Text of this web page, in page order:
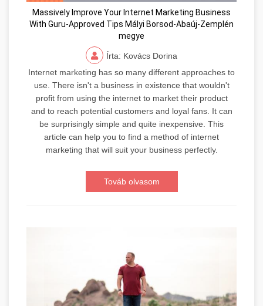
Massively Improve Your Internet Marketing Business
With Guru-Approved Tips Mályi Borsod-Abaúj-Zemplén
megye
Írta: Kovács Dorina
Internet marketing has so many different approaches to
use. There isn't a business in existence that wouldn't
profit from using the internet to market their product
and to reach potential customers and loyal fans. It can
be surprisingly simple and quite inexpensive. This
article can help you to find a method of internet
marketing that will suit your business perfectly.
Továb olvasom